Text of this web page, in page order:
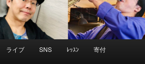
ライブ SNS ﾚｯｽﾝ 寄付